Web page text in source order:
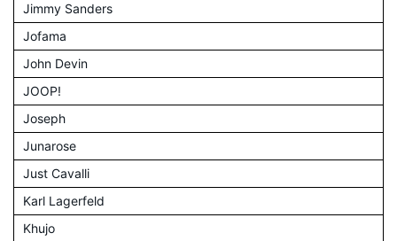
Jimmy Sanders
Jofama
John Devin
JOOP!
Joseph
Junarose
Just Cavalli
Karl Lagerfeld
Khujo